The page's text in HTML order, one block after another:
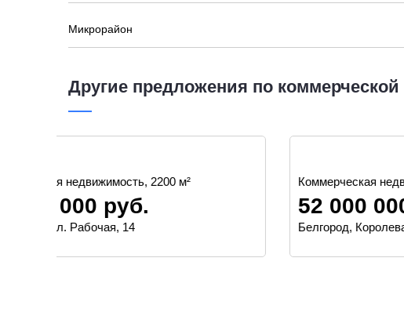
Микрорайон
Другие предложения по
Коммерческая недвижимость, 560 м²
52 000 000 руб.
Белгород, Королева, 9